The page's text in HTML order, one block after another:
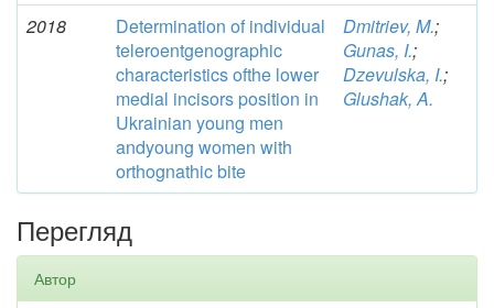
2018
Determination of individual
teleroentgenographic
characteristics ofthe lower
medial incisors position in
Ukrainian young men
andyoung women with
orthognathic bite
Dmitriev, M.;
Gunas, I.;
Dzevulska, I.;
Glushak, A.
Перегляд
Автор